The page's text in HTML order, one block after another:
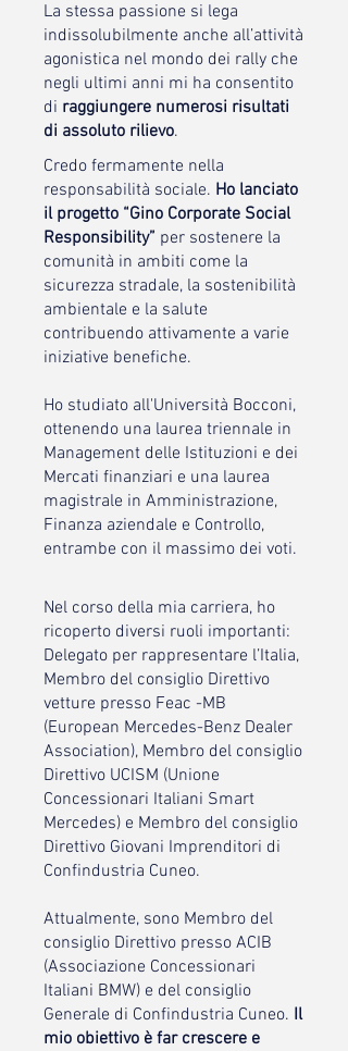
La stessa passione si lega
indissolubilmente anche all’attività
agonistica nel mondo dei rally che
negli ultimi anni mi ha consentito
di raggiungere numerosi risultati
di assoluto rilievo.
Credo fermamente nella
responsabilità sociale. Ho lanciato
il progetto “Gino Corporate Social
Responsibility” per sostenere la
comunità in ambiti come la
sicurezza stradale, la sostenibilità
ambientale e la salute
contribuendo attivamente a varie
iniziative benefiche.
Ho studiato all'Università Bocconi,
ottenendo una laurea triennale in
Management delle Istituzioni e dei
Mercati finanziari e una laurea
magistrale in Amministrazione,
Finanza aziendale e Controllo,
entrambe con il massimo dei voti.
Nel corso della mia carriera, ho
ricoperto diversi ruoli importanti:
Delegato per rappresentare l’Italia,
Membro del consiglio Direttivo
vetture presso Feac -MB
(European Mercedes-Benz Dealer
Association), Membro del consiglio
Direttivo UCISM (Unione
Concessionari Italiani Smart
Mercedes) e Membro del consiglio
Direttivo Giovani Imprenditori di
Confindustria Cuneo.
Attualmente, sono Membro del
consiglio Direttivo presso ACIB
(Associazione Concessionari
Italiani BMW) e del consiglio
Generale di Confindustria Cuneo. Il
mio obiettivo è far crescere e